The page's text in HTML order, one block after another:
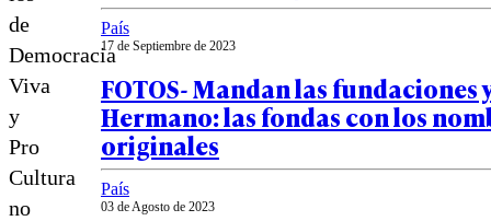
de
Democracia
Viva
y
Pro
Cultura
no
País
17 de Septiembre de 2023
FOTOS- Mandan las fundaciones
Hermano: las fondas con los
originales
País
03 de Agosto de 2023